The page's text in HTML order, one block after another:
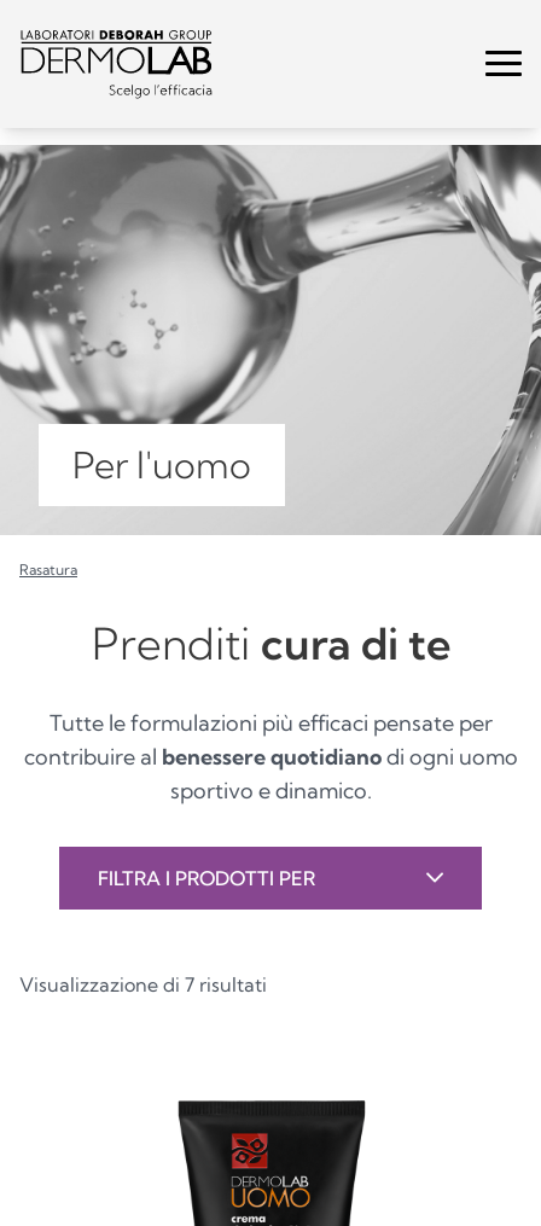
Per l'uomo
Rasatura
Prenditi cura di te
Tutte le formulazioni più efficaci pensate per
contribuire al benessere quotidianodi ogni uomo
sportivo e dinamico.
FILTRA I PRODOTTI PER
Visualizzazione di 7 risultati